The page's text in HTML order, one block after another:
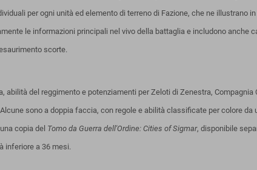
per ogni unità ed elemento di terreno di Fazione, che ne illustrano
le informazioni principali nel vivo della battaglia e includono anche
scorte.
abilità del reggimento e potenziamenti per Zeloti di Zenestra, Compagnia
sono a doppia faccia, con regole e abilità classificate per colore da
copia del Tomo da Guerra dell'Ordine: Cities of Sigmar, disponibile
inferiore a 36 mesi.